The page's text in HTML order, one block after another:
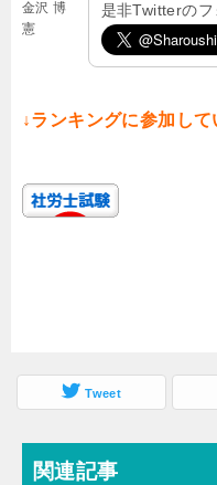
金沢 博
憲
是非Twitterのフ
↓ランキングに参加して
Tweet
関連記事